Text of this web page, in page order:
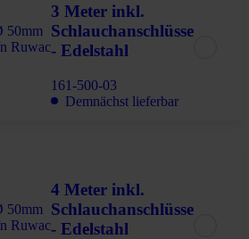
3 Meter inkl.
Schlauchanschlüsse
- Edelstahl
161-500-03
Demnächst lieferbar
4 Meter inkl.
Schlauchanschlüsse
- Edelstahl